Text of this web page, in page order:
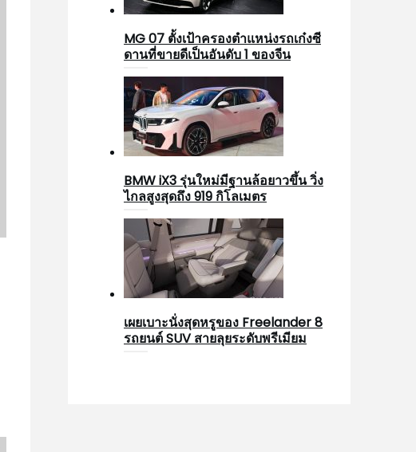
MG 07 ตั้งเป้าครองตำแหน่งรถเก๋งซี
ดานที่ขายดีเป็นอันดับ 1 ของจีน
BMW iX3 รุ่นใหม่มีฐานล้อยาวขึ้น วิ่ง
ไกลสูงสุดถึง 919 กิโลเมตร
เผยเบาะนั่งสุดหรูของ Freelander 8
รถยนต์ SUV สายลุยระดับพรีเมียม